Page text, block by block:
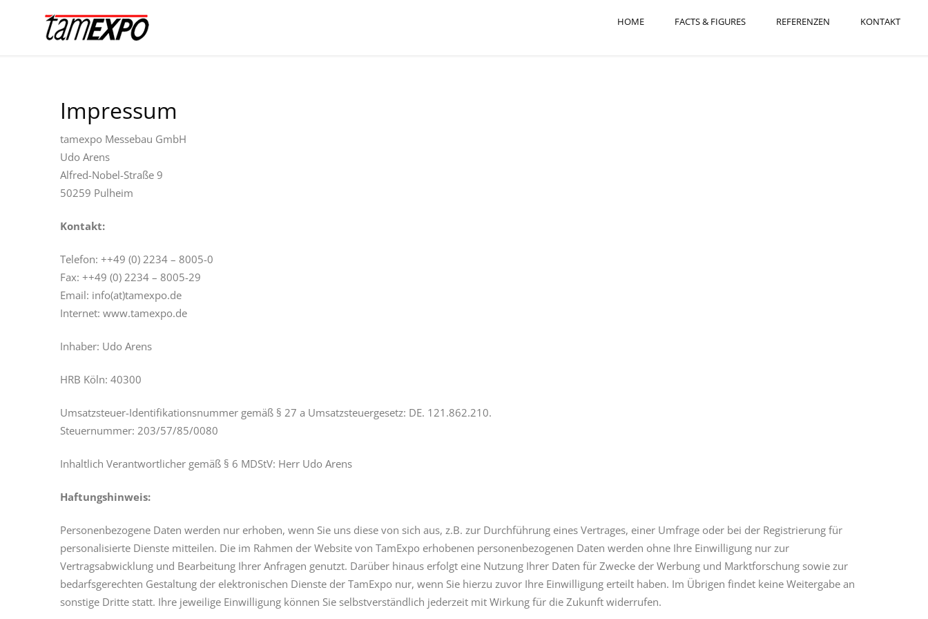
HOME FACTS & FIGURES REFERENZEN KONTAKT
Impressum
tamexpo Messebau GmbH
Udo Arens
Alfred-Nobel-Straße 9
50259 Pulheim
Kontakt:
Telefon: ++49 (0) 2234 – 8005-0
Fax: ++49 (0) 2234 – 8005-29
Email: info(at)tamexpo.de
Internet: www.tamexpo.de
Inhaber: Udo Arens
HRB Köln: 40300
Umsatzsteuer-Identifikationsnummer gemäß § 27 a Umsatzsteuergesetz: DE. 121.862.210.
Steuernummer: 203/57/85/0080
Inhaltlich Verantwortlicher gemäß § 6 MDStV: Herr Udo Arens
Haftungshinweis:
Personenbezogene Daten werden nur erhoben, wenn Sie uns diese von sich aus, z.B. zur Durchführung eines Vertrages, einer Umfrage oder bei der Registrierung für
personalisierte Dienste mitteilen. Die im Rahmen der Website von TamExpo erhobenen personenbezogenen Daten werden ohne Ihre Einwilligung nur zur
Vertragsabwicklung und Bearbeitung Ihrer Anfragen genutzt. Darüber hinaus erfolgt eine Nutzung Ihrer Daten für Zwecke der Werbung und Marktforschung sowie zur
bedarfsgerechten Gestaltung der elektronischen Dienste der TamExpo nur, wenn Sie hierzu zuvor Ihre Einwilligung erteilt haben. Im Übrigen findet keine Weitergabe an
sonstige Dritte statt. Ihre jeweilige Einwilligung können Sie selbstverständlich jederzeit mit Wirkung für die Zukunft widerrufen.